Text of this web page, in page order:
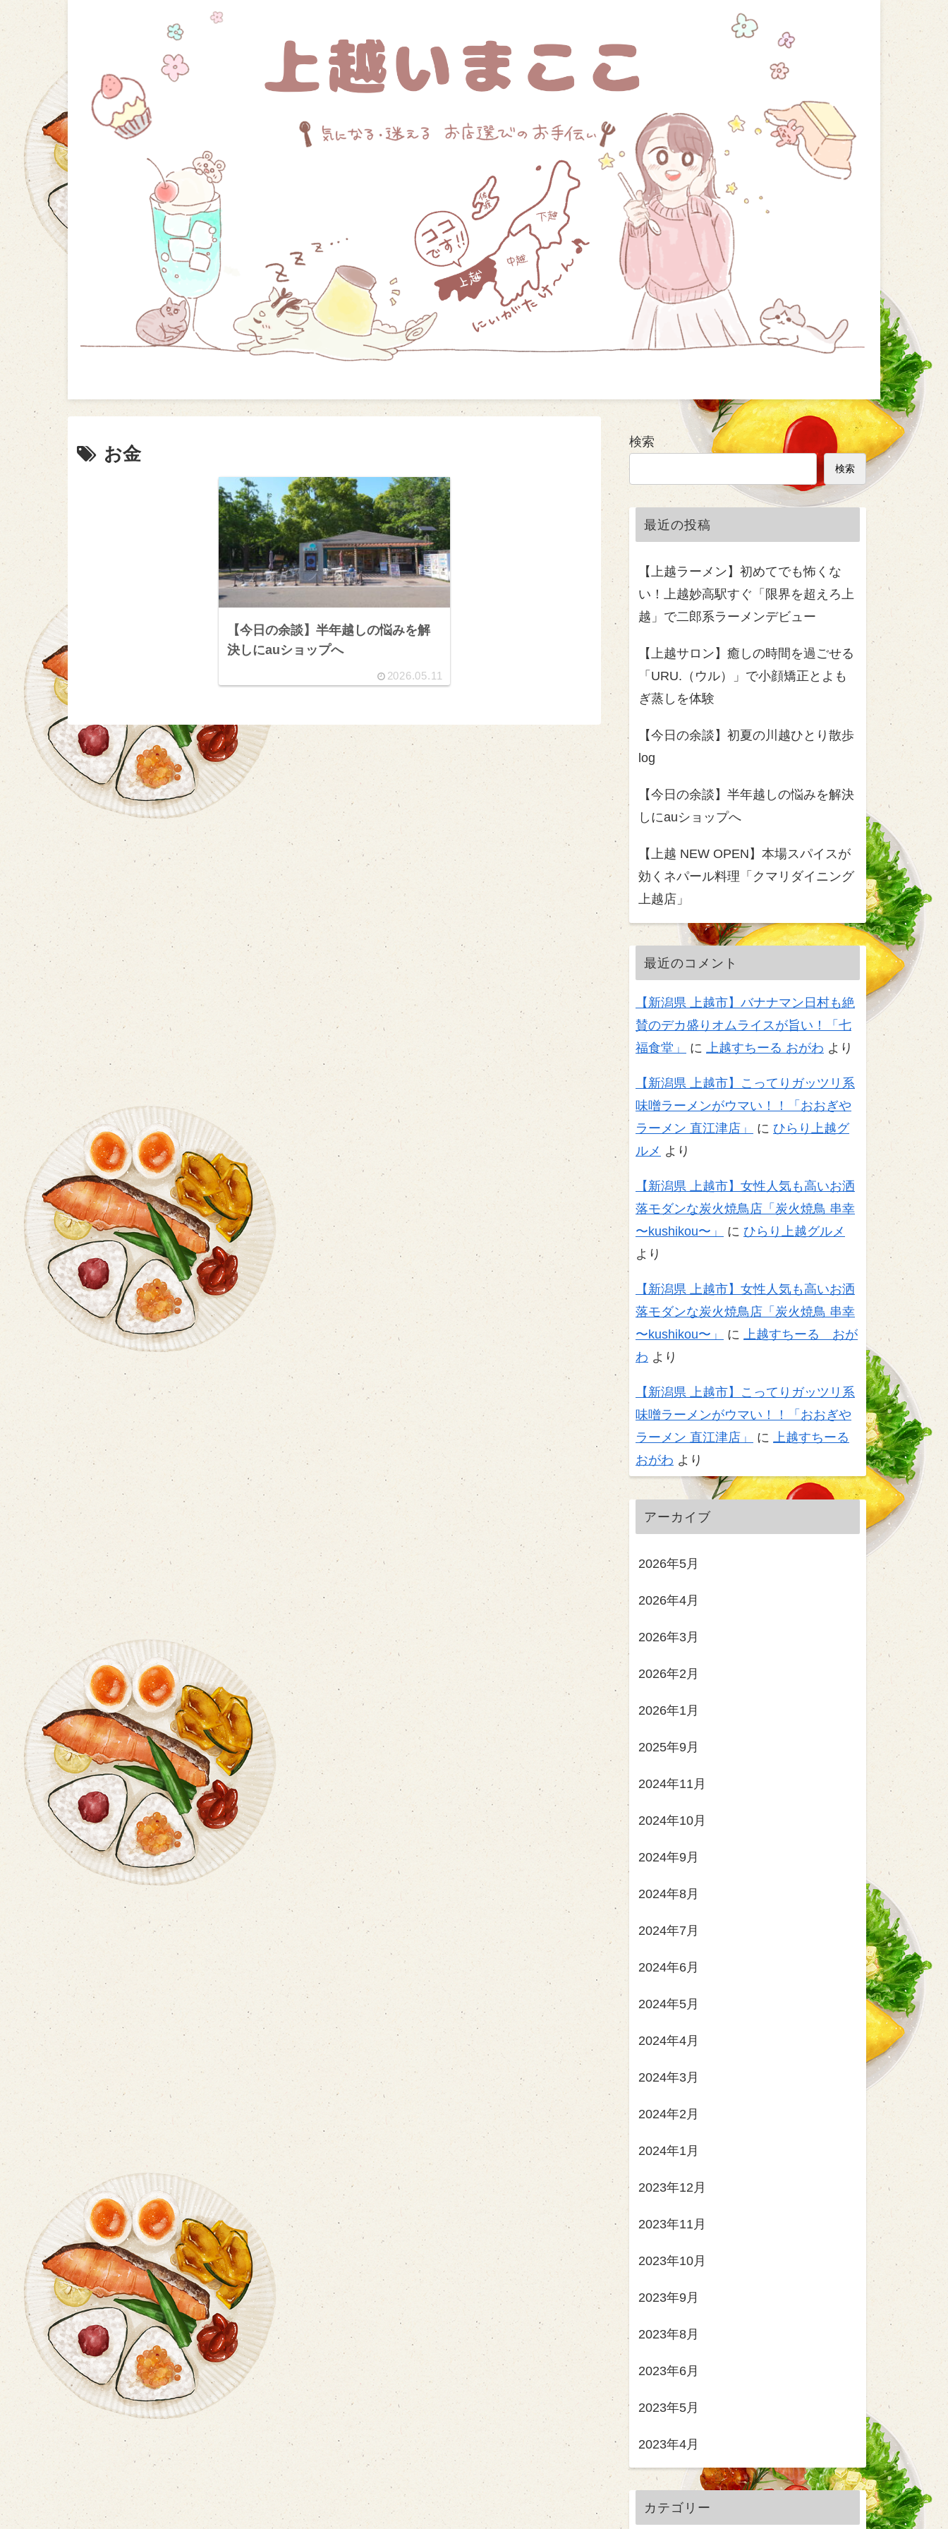
お金
【今日の余談】半年越しの悩みを解
決しにauショップへ
2026.05.11
検索
検索
最近の投稿
【上越ラーメン】初めてでも怖くな
い！上越妙高駅すぐ「限界を超えろ上
越」で二郎系ラーメンデビュー
【上越サロン】癒しの時間を過ごせる
「URU.（ウル）」で小顔矯正とよも
ぎ蒸しを体験
【今日の余談】初夏の川越ひとり散歩
log
【今日の余談】半年越しの悩みを解決
しにauショップへ
【上越 NEW OPEN】本場スパイスが
効くネパール料理「クマリダイニング
上越店」
最近のコメント
【新潟県 上越市】バナナマン日村も絶
賛のデカ盛りオムライスが旨い！「七
福食堂」
に 上越すちーる おがわ より
【新潟県 上越市】こってりガッツリ系
味噌ラーメンがウマい！！「おおぎや
ラーメン 直江津店」
に ひらり上越グ
ルメ より
【新潟県 上越市】女性人気も高いお洒
落モダンな炭火焼鳥店「炭火焼鳥 串幸
〜kushikou〜」
に ひらり上越グルメ
より
【新潟県 上越市】女性人気も高いお洒
落モダンな炭火焼鳥店「炭火焼鳥 串幸
〜kushikou〜」
に 上越すちーる おが
わ より
【新潟県 上越市】こってりガッツリ系
味噌ラーメンがウマい！！「おおぎや
ラーメン 直江津店」
に 上越すちーる
おがわ より
アーカイブ
2026年5月
2026年4月
2026年3月
2026年2月
2026年1月
2025年9月
2024年11月
2024年10月
2024年9月
2024年8月
2024年7月
2024年6月
2024年5月
2024年4月
2024年3月
2024年2月
2024年1月
2023年12月
2023年11月
2023年10月
2023年9月
2023年8月
2023年6月
2023年5月
2023年4月
カテゴリー